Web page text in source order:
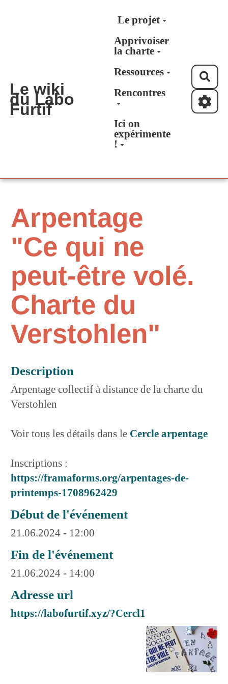
Aller au contenu principal
Le wiki
du Labo
Furtif
Le projet
Apprivoiser
la charte
Ressources
Rencontres
Ici on
expérimente
!
Arpentage
"Ce qui ne
peut-être volé.
Charte du
Verstohlen"
Description
Arpentage collectif à distance de la charte du
Verstohlen
Voir tous les détails dans le Cercle arpentage
Inscriptions :
https://framaforms.org/arpentages-de-
printemps-1708962429
Début de l'événement
21.06.2024 - 12:00
Fin de l'événement
21.06.2024 - 14:00
Adresse url
https://labofurtif.xyz/?Cercl1